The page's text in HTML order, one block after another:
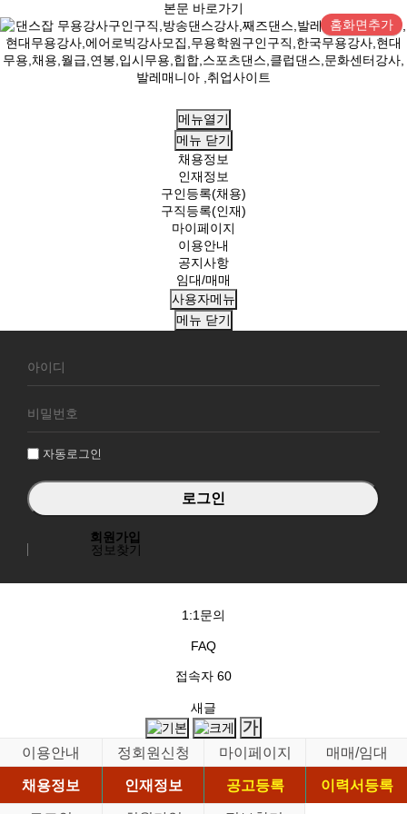
본문 바로가기
홈화면추가
메뉴열기
메뉴 닫기
채용정보
인재정보
구인등록(채용)
구직등록(인재)
마이페이지
이용안내
공지사항
임대/매매
사용자메뉴
메뉴 닫기
원
그
자동로그인
회원가입
정보찾기
1:1문의
FAQ
접속자 60
새글
이용안내 정회원신청 마이페이지
매매/임대
채용정보
인재정보 공고등록
이력서등록